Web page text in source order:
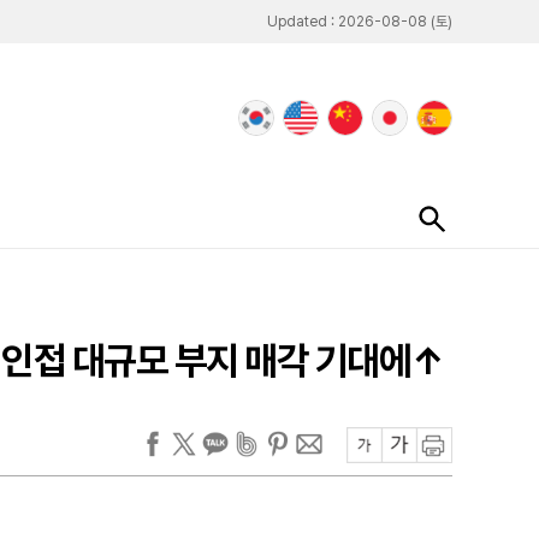
Updated : 2026-08-08 (토)
접 대규모 부지 매각 기대에↑